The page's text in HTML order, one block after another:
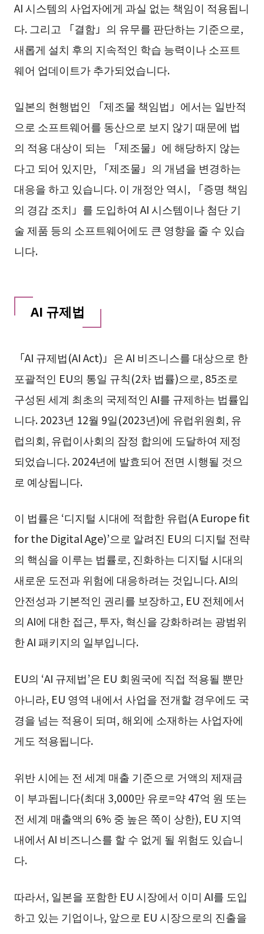
AI 시스템의 사업자에게 과실 없는 책임이 적용됩니
다. 그리고 「결함」의 유무를 판단하는 기준으로,
새롭게 설치 후의 지속적인 학습 능력이나 소프트
웨어 업데이트가 추가되었습니다.
일본의 현행법인 「제조물 책임법」에서는 일반적
으로 소프트웨어를 동산으로 보지 않기 때문에 법
의 적용 대상이 되는 「제조물」에 해당하지 않는
다고 되어 있지만, 「제조물」의 개념을 변경하는
대응을 하고 있습니다. 이 개정안 역시, 「증명 책임
의 경감 조치」를 도입하여 AI 시스템이나 첨단 기
술 제품 등의 소프트웨어에도 큰 영향을 줄 수 있습
니다.
AI 규제법
「AI 규제법(AI Act)」은 AI 비즈니스를 대상으로 한
포괄적인 EU의 통일 규칙(2차 법률)으로, 85조로
구성된 세계 최초의 국제적인 AI를 규제하는 법률입
니다. 2023년 12월 9일(2023년)에 유럽위원회, 유
럽의회, 유럽이사회의 잠정 합의에 도달하여 제정
되었습니다. 2024년에 발효되어 전면 시행될 것으
로 예상됩니다.
이 법률은 ‘디지털 시대에 적합한 유럽(A Europe fit
for the Digital Age)’으로 알려진 EU의 디지털 전략
의 핵심을 이루는 법률로, 진화하는 디지털 시대의
새로운 도전과 위험에 대응하려는 것입니다. AI의
안전성과 기본적인 권리를 보장하고, EU 전체에서
의 AI에 대한 접근, 투자, 혁신을 강화하려는 광범위
한 AI 패키지의 일부입니다.
EU의 ‘AI 규제법’은 EU 회원국에 직접 적용될 뿐만
아니라, EU 영역 내에서 사업을 전개할 경우에도 국
경을 넘는 적용이 되며, 해외에 소재하는 사업자에
게도 적용됩니다.
위반 시에는 전 세계 매출 기준으로 거액의 제재금
이 부과됩니다(최대 3,000만 유로=약 47억 원 또는
전 세계 매출액의 6% 중 높은 쪽이 상한), EU 지역
내에서 AI 비즈니스를 할 수 없게 될 위험도 있습니
다.
따라서, 일본을 포함한 EU 시장에서 이미 AI를 도입
하고 있는 기업이나, 앞으로 EU 시장으로의 진출을